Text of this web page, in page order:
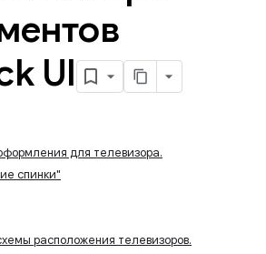
UI
для телевизора.
спинки"
расположения телевизоров.